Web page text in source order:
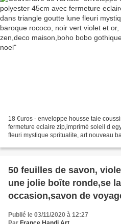
hippie,cadeau fete
18 €uros - enveloppe housse taie
fermeture eclaire zip,imprimé soleil d
fleuri mystique spritualite, art nouveau
50 feuilles de savon,
une jolie boîte ronde,se
occasion,savon de
poche,hygiène propreté
Publié le 03/11/2020 à 12:27